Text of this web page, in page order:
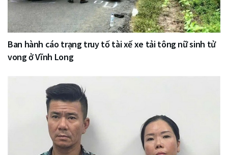
Ban hành cáo trạng truy tố tài xế xe tải tông nữ sinh tử
vong ở Vĩnh Long